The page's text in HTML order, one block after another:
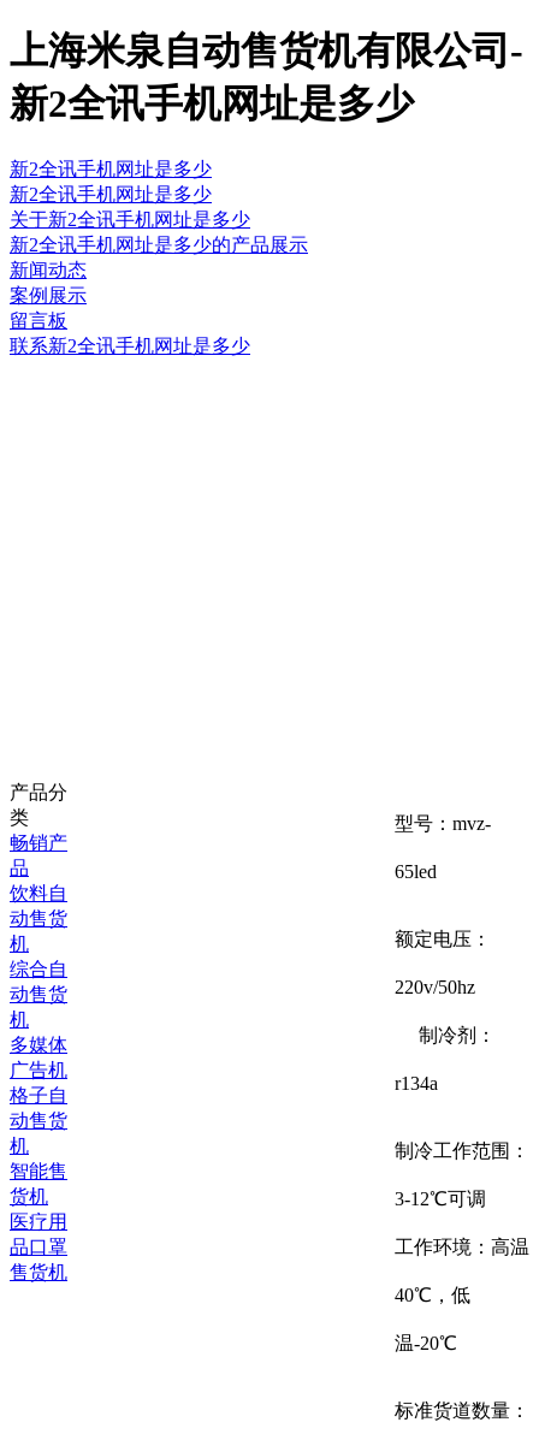
上海米泉自动售货机有限公司-
新2全讯手机网址是多少
新2全讯手机网址是多少
新2全讯手机网址是多少
关于新2全讯手机网址是多少
新2全讯手机网址是多少的产品展示
新闻动态
案例展示
留言板
联系新2全讯手机网址是多少
产品分
类
畅销产
品
饮料自
动售货
机
综合自
动售货
机
多媒体
广告机
格子自
动售货
机
智能售
货机
医疗用
品口罩
售货机
型号：mvz-
65led
额定电压：
220v/50hz
制冷剂：
r134a
制冷工作范围：
3-12℃可调
工作环境：高温
40℃，低
温-20℃
标准货道数量：